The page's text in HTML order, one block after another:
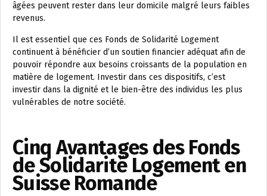
âgées peuvent rester dans leur domicile malgré leurs faibles
revenus.
Il est essentiel que ces Fonds de Solidarité Logement
continuent à bénéficier d’un soutien financier adéquat afin de
pouvoir répondre aux besoins croissants de la population en
matière de logement. Investir dans ces dispositifs, c’est
investir dans la dignité et le bien-être des individus les plus
vulnérables de notre société.
Cinq Avantages des Fonds
de Solidarité Logement en
Suisse Romande